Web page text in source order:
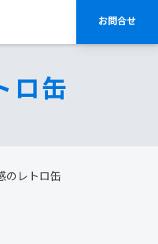
お問合せ
ロ缶
のレトロ缶